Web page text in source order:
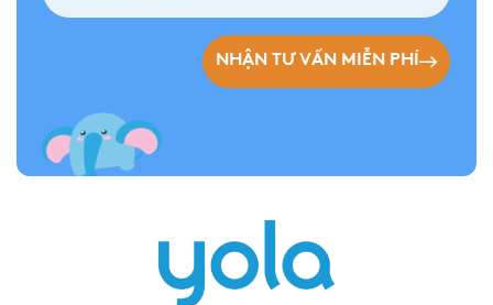
NHẬN TƯ VẤN MIỄN PHÍ